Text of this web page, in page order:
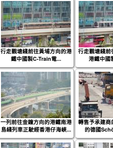
行走觀塘綫前往黃埔方向的港
鐵中國製C-Train電...
行走觀塘綫前
港鐵中國
一列前往金鐘方向的港鐵南港
島綫列車正駛經香港仔海峽...
轉售予承建商
的德國